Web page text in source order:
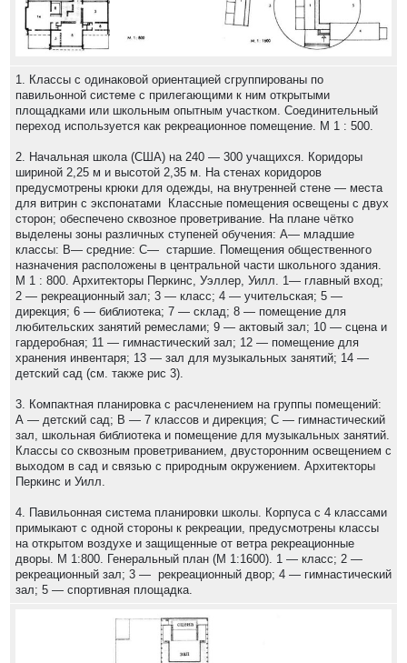
1. Классы с одинаковой ориентацией сгруппированы по
павильонной системе с прилегающими к ним открытыми
площадками или школьным опытным участком. Соединительный
переход используется как рекреационное помещение. М 1 : 500.
2. Начальная школа (США) на 240 — 300 учащихся. Коридоры
шириной 2,25 м и высотой 2,35 м. На стенах коридоров
предусмотрены крюки для одежды, на внутренней стене — места
для витрин с экспонатами Классные помещения освещены с двух
сторон; обеспечено сквозное проветривание. На плане чётко
выделены зоны различных ступеней обучения: А— младшие
классы: В— средние: С— старшие. Помещения общественного
назначения расположены в центральной части школьного здания.
М 1 : 800. Архитекторы Перкинс, Уэллер, Уилл. 1— главный вход;
2 — рекреационный зал; 3 — класс; 4 — учительская; 5 —
дирекция; 6 — библиотека; 7 — склад; 8 — помещение для
любительских занятий ремеслами; 9 — актовый зал; 10 — сцена и
гардеробная; 11 — гимнастический зал; 12 — помещение для
хранения инвентаря; 13 — зал для музыкальных занятий; 14 —
детский сад (см. также рис 3).
3. Компактная планировка с расчленением на группы помещений:
А — детский сад; В — 7 классов и дирекция; С — гимнастический
зал, школьная библиотека и помещение для музыкальных занятий.
Классы со сквозным проветриванием, двусторонним освещением с
выходом в сад и связью с природным окружением. Архитекторы
Перкинс и Уилл.
4. Павильонная система планировки школы. Корпуса с 4 классами
примыкают с одной стороны к рекреации, предусмотрены классы
на открытом воздухе и защищенные от ветра рекреационные
дворы. М 1:800. Генеральный план (М 1:1600). 1 — класс; 2 —
рекреационный зал; 3 — рекреационный двор; 4 — гимнастический
зал; 5 — спортивная площадка.